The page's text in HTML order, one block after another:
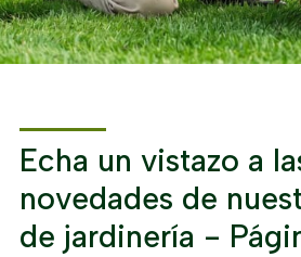
Echa un vistazo a
novedades de
de jardinería -